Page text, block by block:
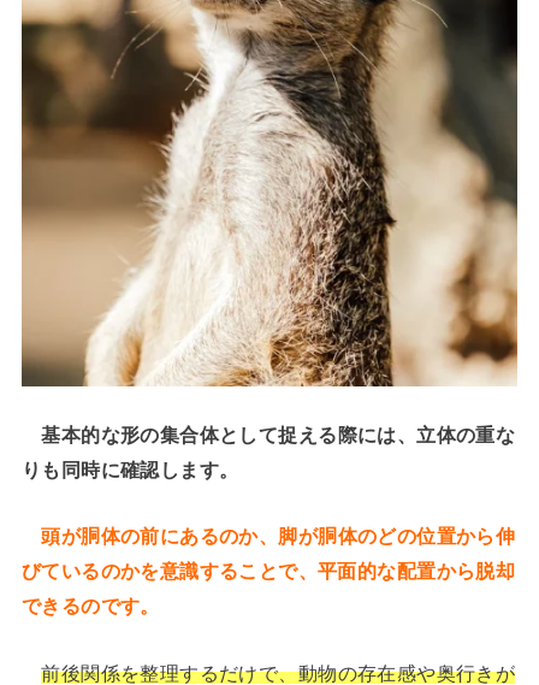
基本的な形の集合体として捉える際には、立体の重な
りも同時に確認します。
頭が胴体の前にあるのか、脚が胴体のどの位置から伸
びているのかを意識することで、平面的な配置から脱却
できるのです。
前後関係を整理するだけで、動物の存在感や奥行きが